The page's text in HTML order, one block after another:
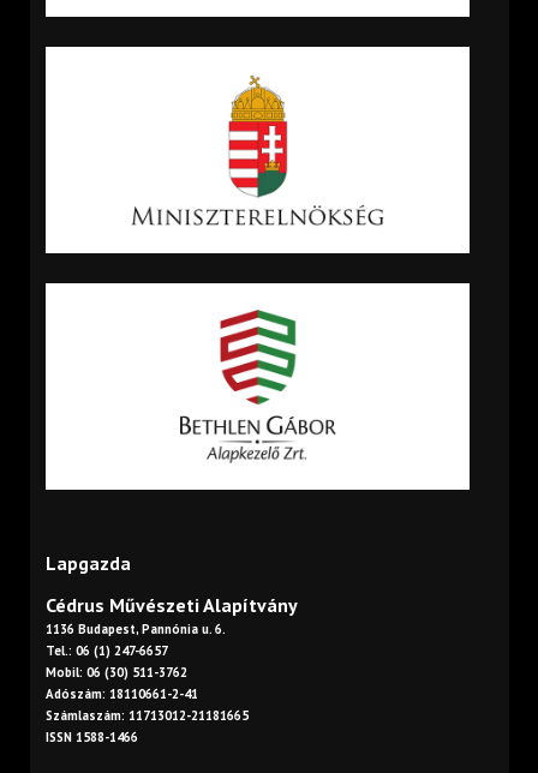
Lapgazda
Cédrus Művészeti Alapítvány
1136 Budapest, Pannónia u. 6.
Tel.: 06 (1) 247-6657
Mobil: 06 (30) 511-3762
Adószám: 18110661-2-41
Számlaszám: 11713012-21181665
ISSN 1588-1466